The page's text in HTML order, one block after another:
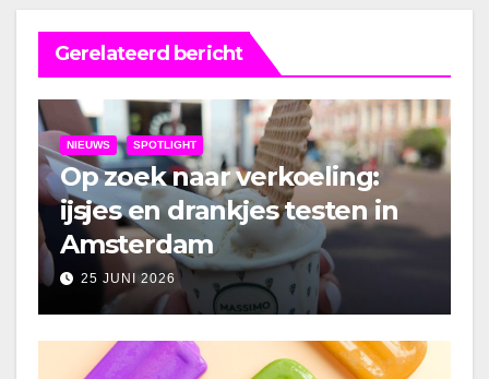
Gerelateerd bericht
NIEUWS SPOTLIGHT
Op zoek naar verkoeling:
ijsjes en drankjes testen in
Amsterdam
25 JUNI 2026